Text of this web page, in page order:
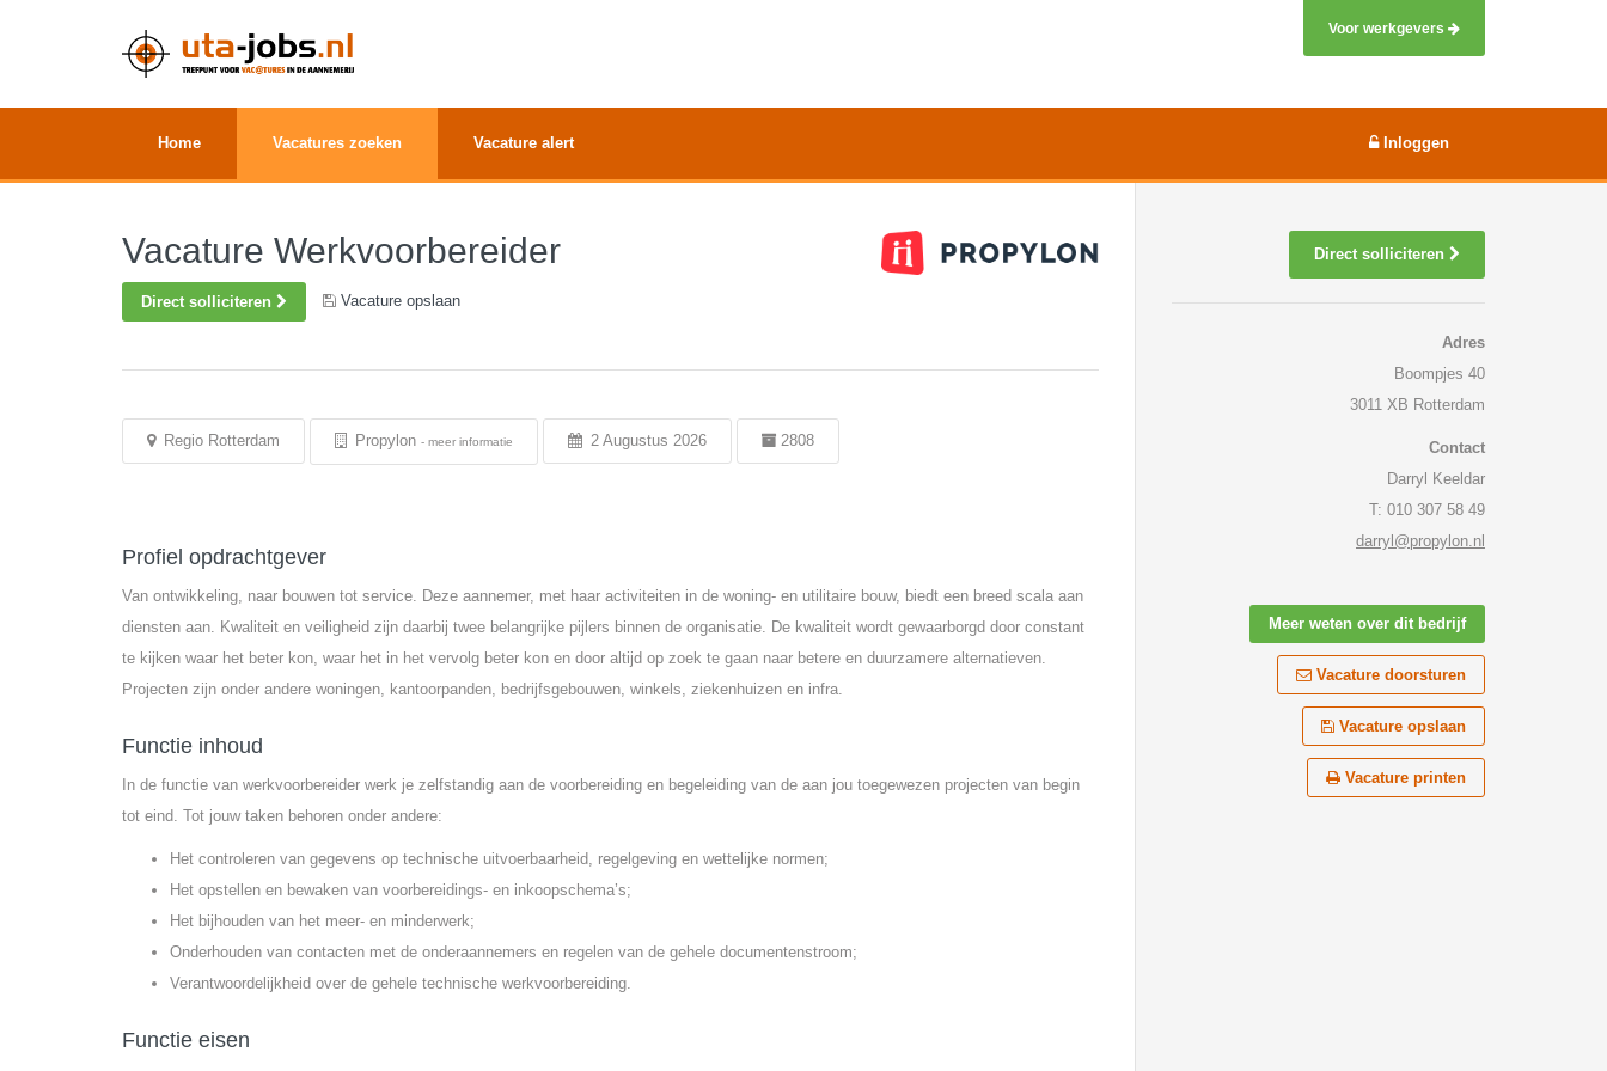
Voor werkgevers
Home Vacatures zoeken Vacature alert Inloggen
Vacature Werkvoorbereider
Direct solliciteren Vacature opslaan
Regio Rotterdam Propylon - meer informatie 2 Augustus 2026 2808
Profiel opdrachtgever
Van ontwikkeling, naar bouwen tot service. Deze aannemer, met haar activiteiten in de woning- en utilitaire bouw, biedt een breed scala aan
diensten aan. Kwaliteit en veiligheid zijn daarbij twee belangrijke pijlers binnen de organisatie. De kwaliteit wordt gewaarborgd door constant
te kijken waar het beter kon, waar het in het vervolg beter kon en door altijd op zoek te gaan naar betere en duurzamere alternatieven.
Projecten zijn onder andere woningen, kantoorpanden, bedrijfsgebouwen, winkels, ziekenhuizen en infra.
Functie inhoud
In de functie van werkvoorbereider werk je zelfstandig aan de voorbereiding en begeleiding van de aan jou toegewezen projecten van begin
tot eind. Tot jouw taken behoren onder andere:
Het controleren van gegevens op technische uitvoerbaarheid, regelgeving en wettelijke normen;
Het opstellen en bewaken van voorbereidings- en inkoopschema’s;
Het bijhouden van het meer- en minderwerk;
Onderhouden van contacten met de onderaannemers en regelen van de gehele documentenstroom;
Verantwoordelijkheid over de gehele technische werkvoorbereiding.
Functie eisen
Direct solliciteren
Adres
Boompjes 40
3011 XB Rotterdam
Contact
Darryl Keeldar
T: 010 307 58 49
darryl@propylon.nl
Meer weten over dit bedrijf
Vacature doorsturen
Vacature opslaan
Vacature printen